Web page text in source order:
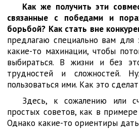
Как же получить эти
связанные с победами и
борьбой? Как стать вне
предлагаю специально вам для
какие-то махинации, чтобы
выбираться. В жизни и без
трудностей и сложностей.
пользоваться ими. Как это
Здесь, к сожалению или
простых советов, как в
Однако какие-то ориентиры